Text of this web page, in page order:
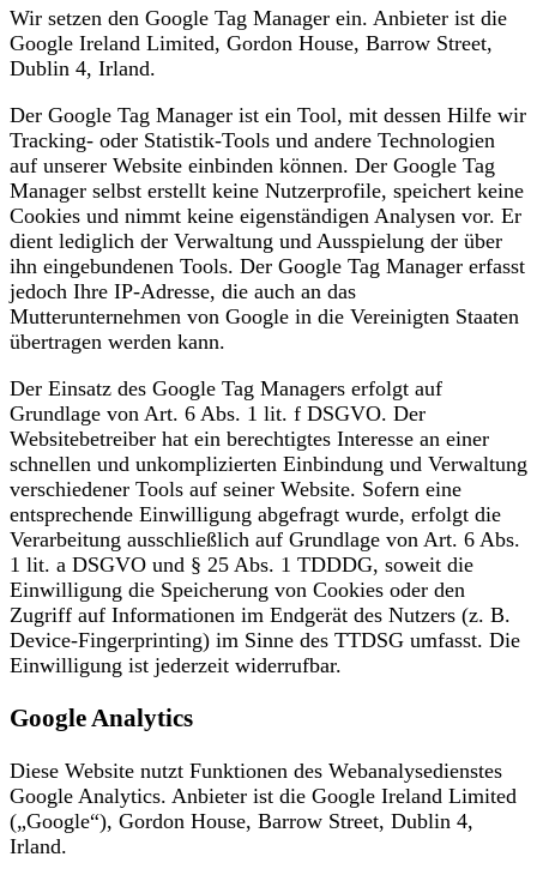
Wir setzen den Google Tag Manager ein. Anbieter ist die
Google Ireland Limited, Gordon House, Barrow Street,
Dublin 4, Irland.
Der Google Tag Manager ist ein Tool, mit dessen Hilfe wir
Tracking- oder Statistik-Tools und andere Technologien
auf unserer Website einbinden können. Der Google Tag
Manager selbst erstellt keine Nutzerprofile, speichert keine
Cookies und nimmt keine eigenständigen Analysen vor. Er
dient lediglich der Verwaltung und Ausspielung der über
ihn eingebundenen Tools. Der Google Tag Manager erfasst
jedoch Ihre IP-Adresse, die auch an das
Mutterunternehmen von Google in die Vereinigten Staaten
übertragen werden kann.
Der Einsatz des Google Tag Managers erfolgt auf
Grundlage von Art. 6 Abs. 1 lit. f DSGVO. Der
Websitebetreiber hat ein berechtigtes Interesse an einer
schnellen und unkomplizierten Einbindung und Verwaltung
verschiedener Tools auf seiner Website. Sofern eine
entsprechende Einwilligung abgefragt wurde, erfolgt die
Verarbeitung ausschließlich auf Grundlage von Art. 6 Abs.
1 lit. a DSGVO und § 25 Abs. 1 TDDDG, soweit die
Einwilligung die Speicherung von Cookies oder den
Zugriff auf Informationen im Endgerät des Nutzers (z. B.
Device-Fingerprinting) im Sinne des TTDSG umfasst. Die
Einwilligung ist jederzeit widerrufbar.
Google Analytics
Diese Website nutzt Funktionen des Webanalysedienstes
Google Analytics. Anbieter ist die Google Ireland Limited
(„Google“), Gordon House, Barrow Street, Dublin 4,
Irland.